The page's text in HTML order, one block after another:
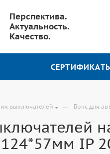
Перспектива.
Актуальность.
Качество.
выключателей — Бокс для
IP